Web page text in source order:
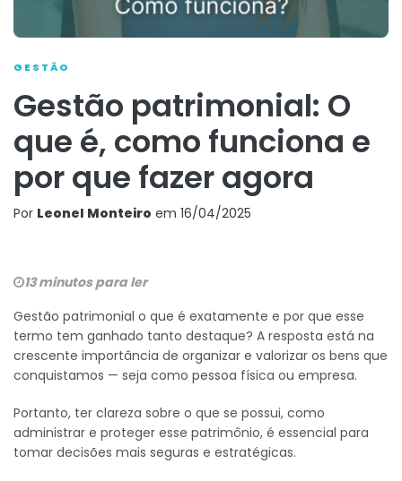
GESTÃO
Gestão patrimonial: O
que é, como funciona e
por que fazer agora
Por Leonel Monteiro em 16/04/2025
13 minutos para ler
Gestão patrimonial o que é exatamente e por que esse
termo tem ganhado tanto destaque? A resposta está na
crescente importância de organizar e valorizar os bens que
conquistamos — seja como pessoa física ou empresa.
Portanto, ter clareza sobre o que se possui, como
administrar e proteger esse patrimônio, é essencial para
tomar decisões mais seguras e estratégicas.